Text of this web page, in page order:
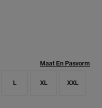
Maat En Pasvorm
L XL XXL